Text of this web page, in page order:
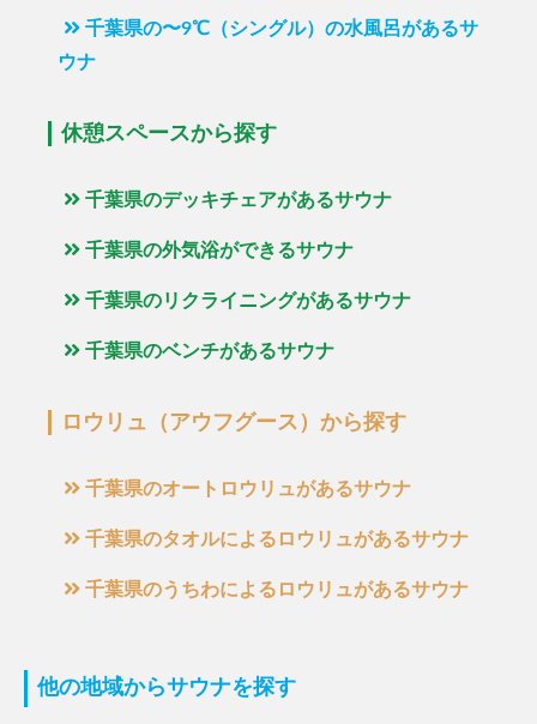
千葉県の〜9℃（シングル）の水風呂があるサ
ウナ
休憩スペースから探す
千葉県のデッキチェアがあるサウナ
千葉県の外気浴ができるサウナ
千葉県のリクライニングがあるサウナ
千葉県のベンチがあるサウナ
ロウリュ（アウフグース）から探す
千葉県のオートロウリュがあるサウナ
千葉県のタオルによるロウリュがあるサウナ
千葉県のうちわによるロウリュがあるサウナ
他の地域からサウナを探す